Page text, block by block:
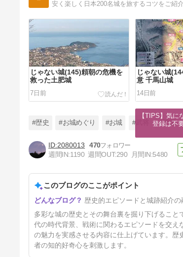
安く楽しく日本200名城を旅するコツをご紹
じゃない城(145)頼朝の危機を
救った土肥城
7日前
じゃない城
意 千馬山城
14日前
福岡城
35日前
#歴史 #お城めぐり #お城 #武将 #戦国
2080013
470
週間IN:1190 週間OUT:290 月間IN:5480
このブログのここがポイント
歴史的エピソードと城跡紹介の
多彩な城の歴史とその舞台裏を掘り下げるこ
代の時代背景、戦術に関わるエピソードを交
の魅力を実感させる内容に仕上げています。
者の知的好奇心を刺激します。
【TIPS】気に
登録は不